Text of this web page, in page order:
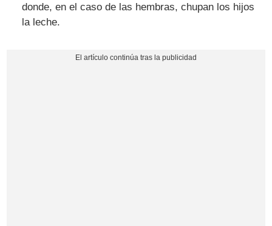
donde, en el caso de las hembras, chupan los hijos
la leche.